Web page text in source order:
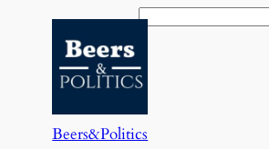
contenido
Buscar
Beers&Politics